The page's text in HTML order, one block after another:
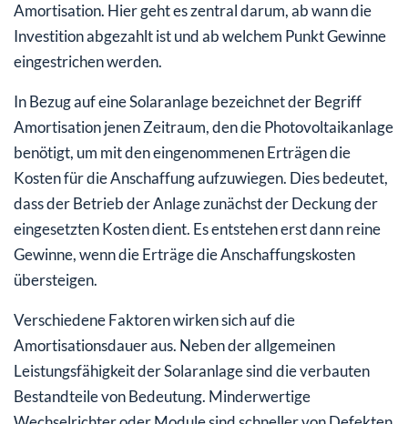
Amortisation. Hier geht es zentral darum, ab wann die
Investition abgezahlt ist und ab welchem Punkt Gewinne
eingestrichen werden.
In Bezug auf eine Solaranlage bezeichnet der Begriff
Amortisation jenen Zeitraum, den die Photovoltaikanlage
benötigt, um mit den eingenommenen Erträgen die
Kosten für die Anschaffung aufzuwiegen. Dies bedeutet,
dass der Betrieb der Anlage zunächst der Deckung der
eingesetzten Kosten dient. Es entstehen erst dann reine
Gewinne, wenn die Erträge die Anschaffungskosten
übersteigen.
Verschiedene Faktoren wirken sich auf die
Amortisationsdauer aus. Neben der allgemeinen
Leistungsfähigkeit der Solaranlage sind die verbauten
Bestandteile von Bedeutung. Minderwertige